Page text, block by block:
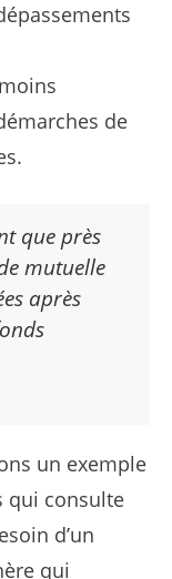
de
que près
mutuelle
après
un exemple
qui consulte
d’un
qui